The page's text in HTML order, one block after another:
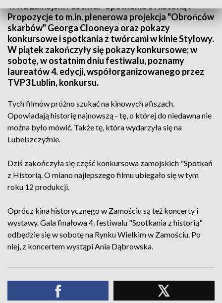
Trwa zamojski Festiwal "Spotkania z Historią".
Propozycje to m.in. plenerowa projekcja "Obrońców
skarbów" Georga Clooneya oraz pokazy
konkursowe i spotkania z twórcami w kinie Stylowy.
W piątek zakończyły się pokazy konkursowe; w
sobotę, w ostatnim dniu festiwalu, poznamy
laureatów 4. edycji, współorganizowanego przez
TVP3 Lublin, konkursu.
Tych filmów próżno szukać na kinowych afiszach.
Opowiadają historię najnowszą - tę, o której do niedawna nie
można było mówić. Także tę, która wydarzyła się na
Lubelszczyźnie.
Dziś zakończyła się część konkursowa zamojskich "Spotkań
z Historią. O miano najlepszego filmu ubiegało się w tym
roku 12 produkcji.
Oprócz kina historycznego w Zamościu są też koncerty i
wystawy. Gala finałowa 4. festiwalu "Spotkania z historią"
odbędzie się w sobotę na Rynku Wielkim w Zamościu. Po
niej, z koncertem wystąpi Ania Dąbrowska.